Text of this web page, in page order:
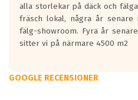
alla storlekar på däck och
fräsch lokal, några år
fälg-showroom. Fyra år
sitter vi på närmare 4500 m2
GOOGLE RECENSIONER